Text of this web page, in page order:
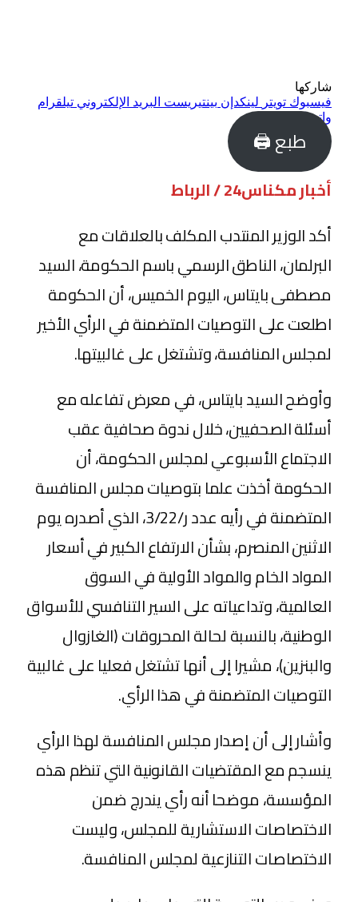
شاركها
فيسبوك تويتر لينكدإن بينتيريست البريد الإلكتروني تيلقرام
واتساب
طبع 🖨
أخبار مكناس24 / الرباط
أكد الوزير المنتدب المكلف بالعلاقات مع
البرلمان، الناطق الرسمي باسم الحكومة، السيد
مصطفى بايتاس، اليوم الخميس، أن الحكومة
اطلعت على التوصيات المتضمنة في الرأي الأخير
لمجلس المنافسة، وتشتغل على غالبيتها.
وأوضح السيد بايتاس، في معرض تفاعله مع
أسئلة الصحفيين، خلال ندوة صحافية عقب
الاجتماع الأسبوعي لمجلس الحكومة، أن
الحكومة أخذت علما بتوصيات مجلس المنافسة
المتضمنة في رأيه عدد ر/3/22، الذي أصدره يوم
الاثنين المنصرم، بشأن الارتفاع الكبير في أسعار
المواد الخام والمواد الأولية في السوق
العالمية، وتداعياته على السير التنافسي للأسواق
الوطنية، بالنسبة لحالة المحروقات (الغازوال
والبنزين)، مشيرا إلى أنها تشتغل فعليا على غالبية
التوصيات المتضمنة في هذا الرأي.
وأشار إلى أن إصدار مجلس المنافسة لهذا الرأي
ينسجم مع المقتضيات القانونية التي تنظم هذه
المؤسسة، موضحا أنه رأي يندرج ضمن
الاختصاصات الاستشارية للمجلس، وليست
الاختصاصات التنازعية لمجلس المنافسة.